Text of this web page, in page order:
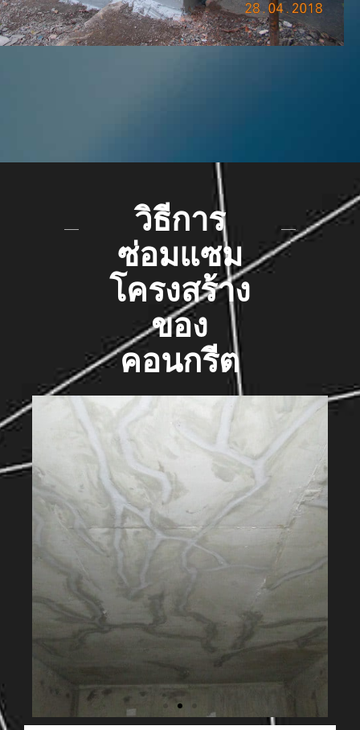
วิธีการซ่อม
วิธีการ
ซ่อมแซม
โครงสร้าง
ของ
คอนกรีต